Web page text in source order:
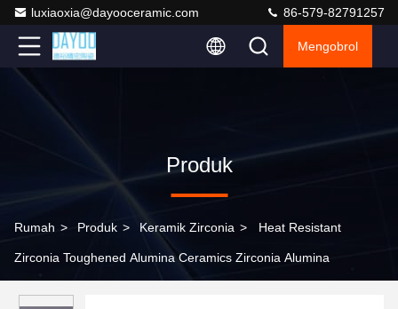
luxiaoxia@dayooceramic.com 86-579-82791257
Mengobrol
Produk
Rumah > Produk > Keramik Zirconia > Heat Resistant
Zirconia Toughened Alumina Ceramics Zirconia Alumina